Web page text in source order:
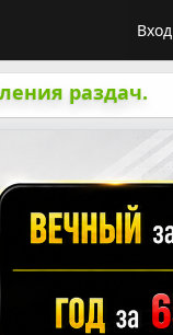
Вход
раздач.